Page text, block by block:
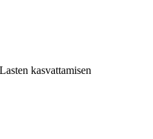
kasvattamisen